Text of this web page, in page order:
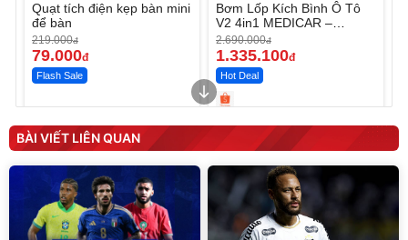
Quạt tích điện kẹp bàn mini
để bàn
219.000đ
79.000đ
Flash Sale
Bơm Lốp Kích Bình Ô Tô
V2 4in1 MEDICAR –
12.000mAh
2.690.000đ
1.335.100đ
Hot Deal
Máy ép chậm trái cây
Elmich JEE 1855OL
3.000.000đ
2.143.650đ
Flash Sale
Máy rửa xe cầm tay xịt rửa
cao áp có tạo bọt tuyết
399.000đ
Đã bán nhiều
BÀI VIẾT LIÊN QUAN